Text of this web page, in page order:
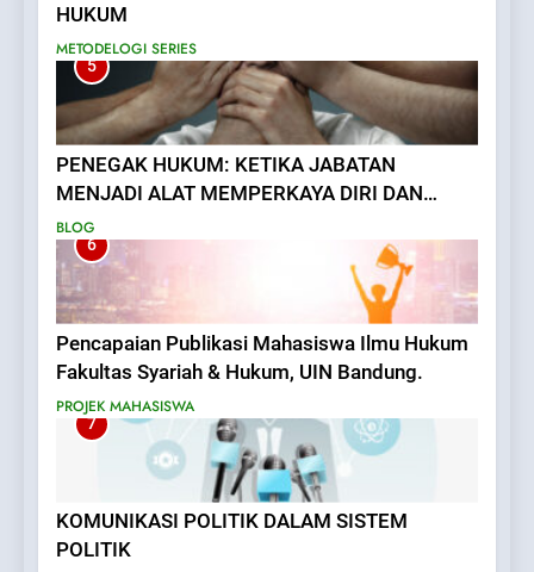
HUKUM
METODELOGI SERIES
5
PENEGAK HUKUM: KETIKA JABATAN
MENJADI ALAT MEMPERKAYA DIRI DAN
MENAKUTI RAKYAT
BLOG
6
Pencapaian Publikasi Mahasiswa Ilmu Hukum
Fakultas Syariah & Hukum, UIN Bandung.
PROJEK MAHASISWA
7
KOMUNIKASI POLITIK DALAM SISTEM
POLITIK